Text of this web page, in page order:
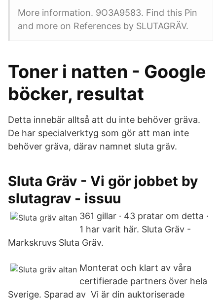
More information. 9O3A9583. Find this Pin
and more on References by SLUTAGRÄV.
Toner i natten - Google
böcker, resultat
Detta innebär alltså att du inte behöver gräva.
De har specialverktyg som gör att man inte
behöver gräva, därav namnet sluta gräv.
Sluta Gräv - Vi gör jobbet by
slutagrav - issuu
361 gillar · 43 pratar om detta ·
1 har varit här. Sluta Gräv -
Markskruvs Sluta Gräv.
Monterat och klart av våra
certifierade partners över hela
Sverige. Sparad av Vi är din auktoriserade